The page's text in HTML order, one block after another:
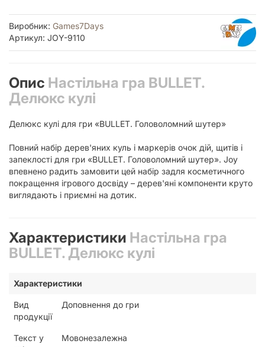
Виробник: Games7Days
Артикул: JOY-9110
Опис Настільна гра BULLET.
Делюкс кулі
Делюкс кулі для гри «BULLET. Головоломний шутер»
Повний набір дерев'яних куль і маркерів очок дій, щитів і
запеклості для гри «BULLET. Головоломний шутер». Joy
впевнено радить замовити цей набір задля косметичного
покращення ігрового досвіду – дерев'яні компоненти круто
виглядають і приємні на дотик.
Характеристики Настільна гра
BULLET. Делюкс кулі
Характеристики
Вид
продукції
Доповнення до гри
Текст у
Мовонезалежна